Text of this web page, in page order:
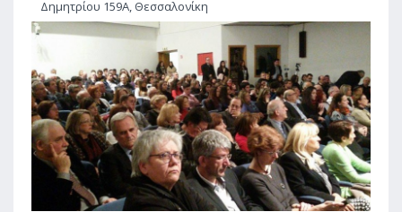
Δημητρίου 159Α, Θεσσαλονίκη